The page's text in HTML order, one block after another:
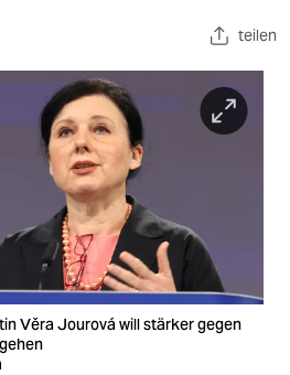
teilen
Věra Jourová will stärker gegen